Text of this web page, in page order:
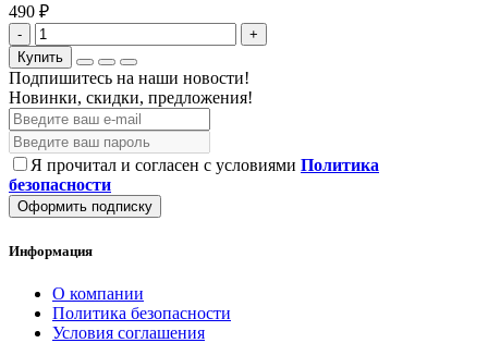
490 ₽
-
+
Купить
Подпишитесь на наши новости!
Новинки, скидки, предложения!
Я прочитал и согласен с условиями Политика
безопасности
Оформить подписку
Информация
О компании
Политика безопасности
Условия соглашения